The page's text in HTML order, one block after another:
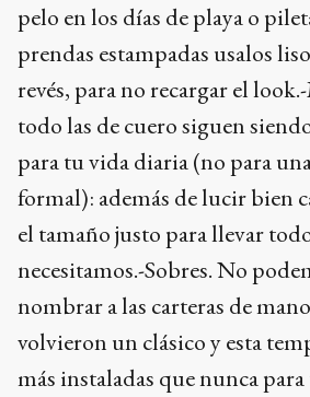
pelo en los días de playa o
prendas estampadas usalos
revés, para no recargar el
todo las de cuero siguen
para tu vida diaria (no para
formal): además de lucir bien
el tamaño justo para llevar
necesitamos.-Sobres. No
nombrar a las carteras de
volvieron un clásico y esta
más instaladas que nunca